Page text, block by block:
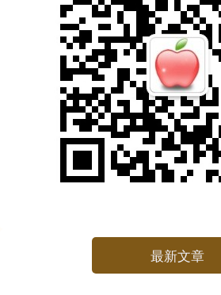
最新文章